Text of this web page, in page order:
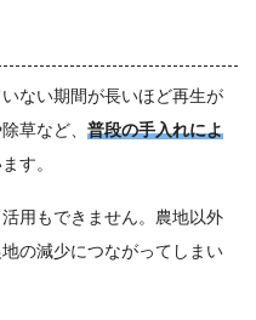
ない期間が長いほど再生が
草など、 普段の手入れによ
す。
用もできません。農地以外
の減少につながってしまい